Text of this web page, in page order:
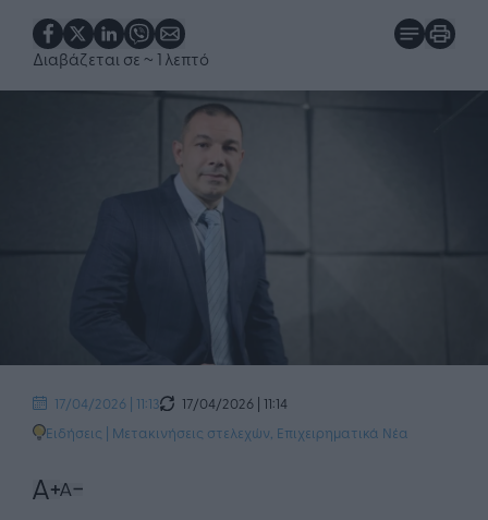
Διαβάζεται σε ~ 1 λεπτό
17/04/2026 | 11:13
17/04/2026 | 11:14
Ειδήσεις | Μετακινήσεις στελεχών Επιχειρηματικά Νέα